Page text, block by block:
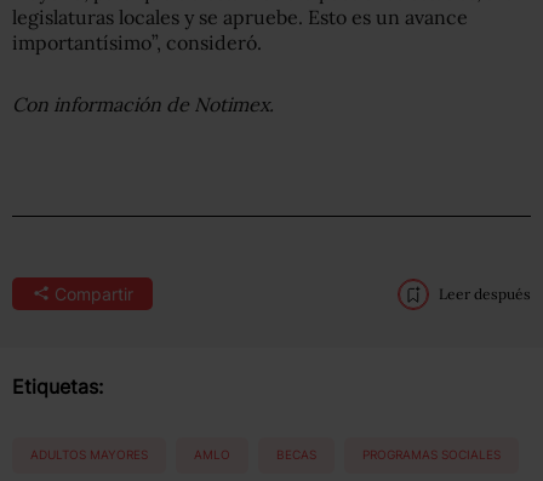
legislaturas locales y se apruebe. Esto es un avance
importantísimo”, consideró.
Con información de Notimex.
Compartir Leer después
Etiquetas:
ADULTOS MAYORES AMLO BECAS PROGRAMAS SOCIALES